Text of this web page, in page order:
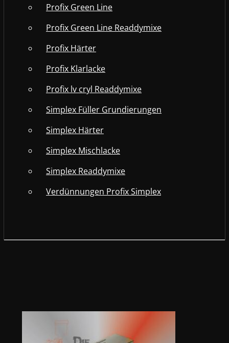
Profix Green Line
Profix Green Line Readdymixe
Profix Härter
Profix Klarlacke
Profix lv cryl Readdymixe
Simplex Füller Grundierungen
Simplex Härter
Simplex Mischlacke
Simplex Readdymixe
Verdünnungen Profix Simplex